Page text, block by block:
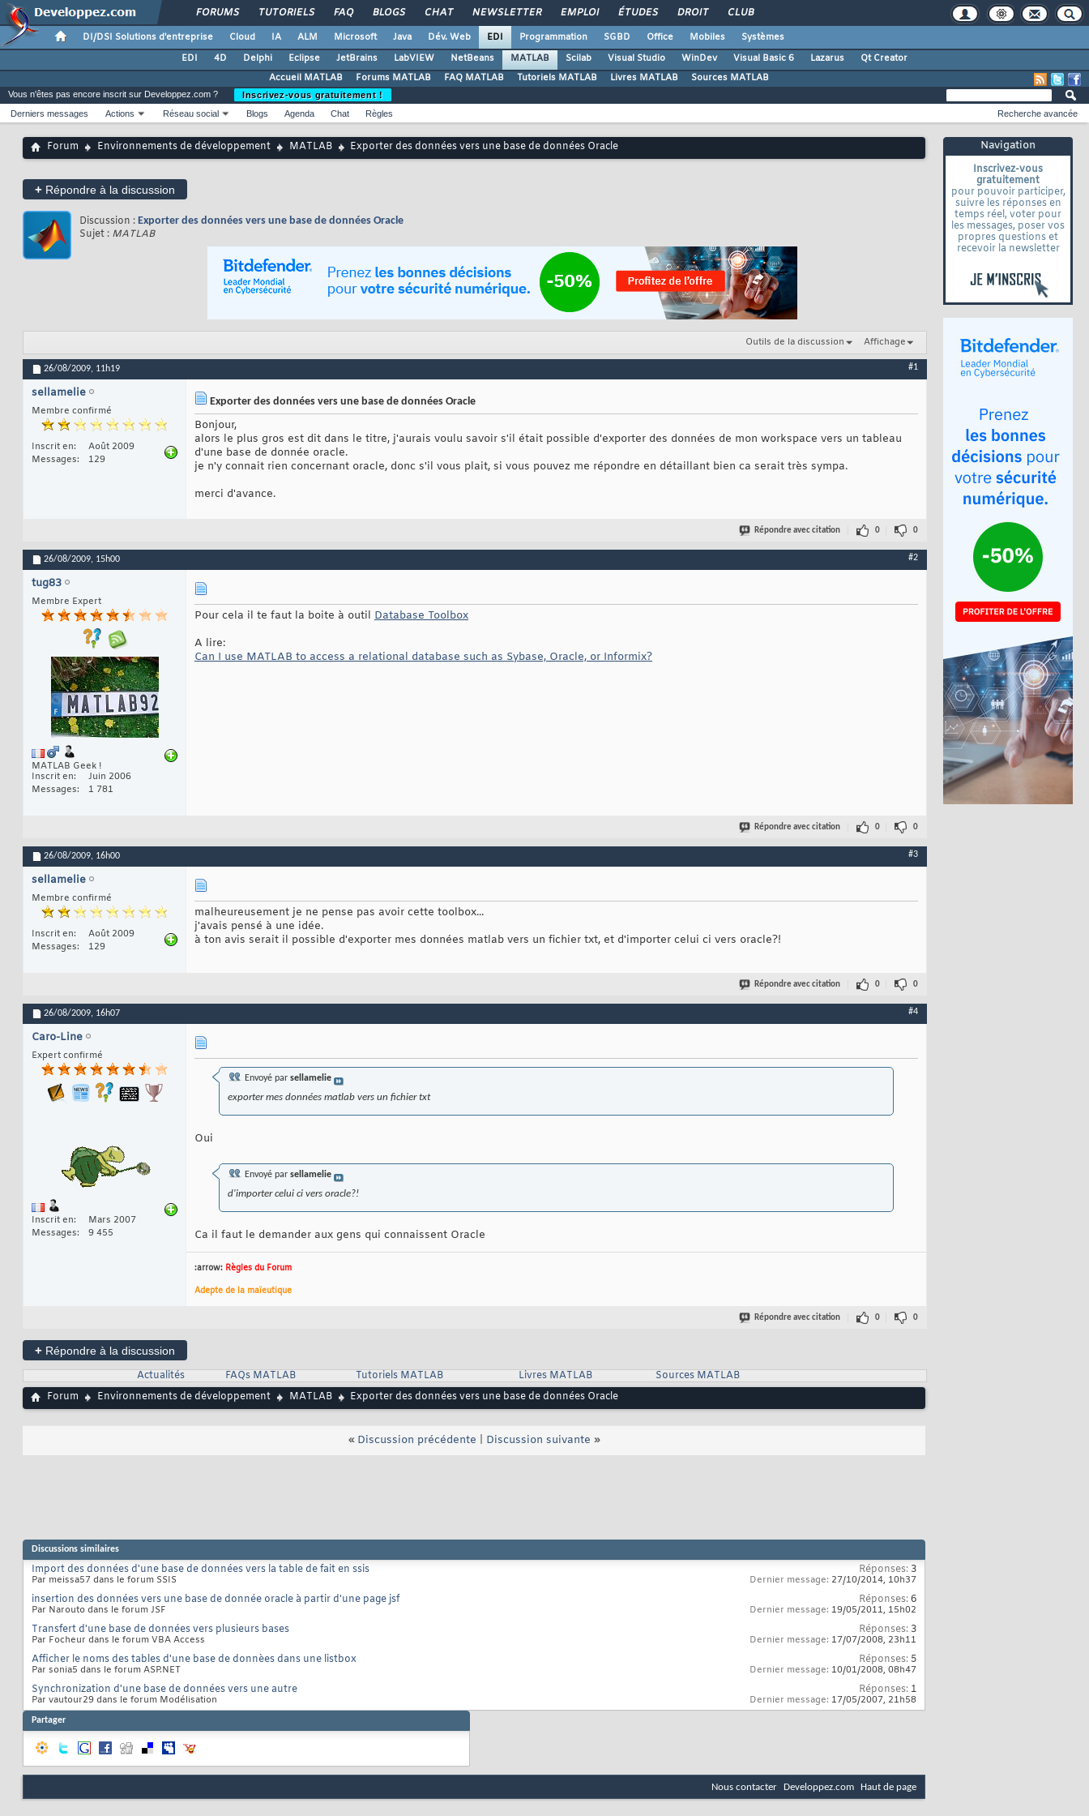
FORUMS TUTORIELS FAQ BLOGS CHAT NEWSLETTER EMPLOI ÉTUDES DROIT CLUB
DI/DSI Solutions d'entreprise Cloud IA ALM Microsoft Java Dév. Web EDI Programmation SGBD Office Mobiles
Systèmes
EDI
4D Delphi Eclipse JetBrains LabVIEW NetBeans MATLAB Scilab Visual Studio WinDev Visual Basic 6 Lazarus
Qt Creator
Accueil MATLAB
Forums MATLAB FAQ MATLAB Tutoriels MATLAB Livres MATLAB Sources MATLAB
Navigation
Inscrivez-vous
gratuitement
pour pouvoir participer,
suivre les réponses en
temps réel, voter pour
les messages, poser vos
propres questions et
recevoir la newsletter
Vous n'êtes pas encore inscrit sur Developpez.com ?
Inscrivez-vous gratuitement !
Derniers messages
Actions Réseau social Blogs Agenda Chat Règles Recherche avancée
Forum Environnements de développement MATLAB Exporter des données vers une base de données Oracle
+ Répondre à la discussion
Discussion : Exporter des données vers une base de données Oracle
Sujet : MATLAB
Outils de la discussion Affichage
26/08/2009, 11h19 #1
sellamelie
Membre confirmé
Inscrit en
Août 2009
Messages
129
Exporter des données vers une base de données Oracle
Bonjour,
alors le plus gros est dit dans le titre, j'aurais voulu savoir s'il était possible d'exporter des données de mon workspace vers un tableau
d'une base de donnée oracle.
je n'y connait rien concernant oracle, donc s'il vous plait, si vous pouvez me répondre en détaillant bien ca serait très sympa.
merci d'avance.
Répondre avec citation 0 0
26/08/2009, 15h00 #2
tug83
Membre Expert
MATLAB Geek !
Inscrit en
Juin 2006
Messages
1 781
Pour cela il te faut la boite à outil Database Toolbox
A lire:
Can I use MATLAB to access a relational database such as Sybase, Oracle, or Informix?
Répondre avec citation 0 0
26/08/2009, 16h00 #3
sellamelie
Membre confirmé
Inscrit en
Août 2009
Messages
129
malheureusement je ne pense pas avoir cette toolbox...
j'avais pensé à une idée.
à ton avis serait il possible d'exporter mes données matlab vers un fichier txt, et d'importer celui ci vers oracle?!
Répondre avec citation 0 0
26/08/2009, 16h07 #4
Caro-Line
Expert confirmé
Inscrit en
Mars 2007
Messages
9 455
Envoyé par sellamelie
exporter mes données matlab vers un fichier txt
Oui
Envoyé par sellamelie
d'importer celui ci vers oracle?!
Ca il faut le demander aux gens qui connaissent Oracle
:arrow: Règles du Forum
Adepte de la maïeutique
Répondre avec citation 0 0
+ Répondre à la discussion
Actualités
FAQs MATLAB Tutoriels MATLAB Livres MATLAB
Sources MATLAB
Forum
Environnements de développement MATLAB Exporter des données vers une base de données Oracle
« Discussion précédente Discussion suivante »
Discussions similaires
Import des données d'une base de données vers la table de fait en ssis
Par meissa57 dans le forum SSIS
Réponses: 3
Dernier message: 27/10/2014, 10h37
insertion des données vers une base de donnée oracle à partir d'une page jsf
Par Narouto dans le forum JSF
Réponses:6
Dernier message: 19/05/2011, 15h02
Transfert d'une base de données vers plusieurs bases
Par Focheur dans le forum VBA Access
Réponses: 3
Dernier message: 17/07/2008, 23h11
Afficher le noms des tables d'une base de donnèes dans une listbox
Par sonia5 dans le forum ASP.NET
Réponses: 5
Dernier message: 10/01/2008, 08h47
Synchronization d'une base de données vers une autre
Par vautour29 dans le forum Modélisation
Réponses: 1
Dernier message: 17/05/2007, 21h58
Partager
Nous contacter Developpez.com Haut de page